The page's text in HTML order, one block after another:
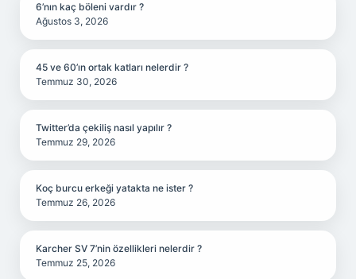
6’nın kaç böleni vardır ?
Ağustos 3, 2026
45 ve 60’ın ortak katları nelerdir ?
Temmuz 30, 2026
Twitter’da çekiliş nasıl yapılır ?
Temmuz 29, 2026
Koç burcu erkeği yatakta ne ister ?
Temmuz 26, 2026
Karcher SV 7’nin özellikleri nelerdir ?
Temmuz 25, 2026